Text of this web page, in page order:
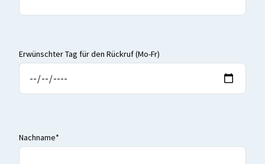
Erwünschter Tag für den Rückruf (Mo-Fr)
Nachname*